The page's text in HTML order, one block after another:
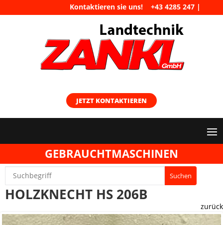
Kontaktieren sie uns!+43 4285 247 |
maschinen@landtechnik-zankl.at
JETZT KONTAKTIEREN
GEBRAUCHTMASCHINEN
HOLZKNECHT HS 206B
zurück